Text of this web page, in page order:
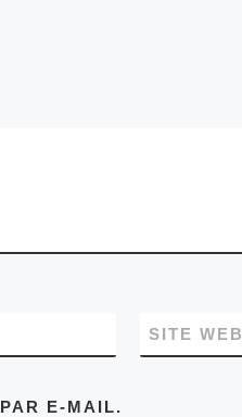
SITE WEB
E-MAIL.